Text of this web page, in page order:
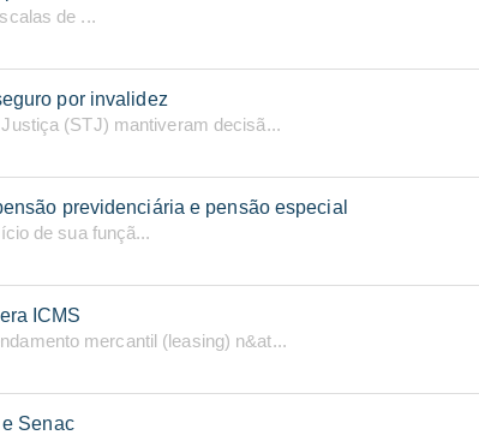
de ...
por invalidez
(STJ) mantiveram decisã...
previdenciária e pensão especial
de sua funçã...
ICMS
mercantil (leasing) n&at...
Senac